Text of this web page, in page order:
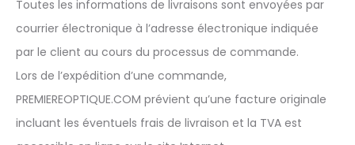
Toutes les informations de livraisons sont envoyées par
courrier électronique à l’adresse électronique indiquée
par le client au cours du processus de commande.
Lors de l’expédition d’une commande,
PREMIEREOPTIQUE.COM prévient qu’une facture originale
incluant les éventuels frais de livraison et la TVA est